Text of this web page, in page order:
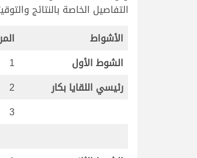
التفاصيل الخاصة بالنتائج
الأشواط
الشوط الأول
1
رئيسي اللقايا بكار
2
3